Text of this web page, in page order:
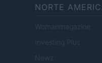
NORTE
Womanmagazine
Investing Plus
Newz